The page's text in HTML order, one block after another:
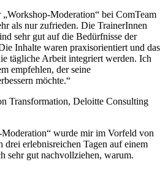
„Workshop-Moderation“ bei ComTeam
als nur zufrieden. Die TrainerInnen
sehr gut auf die Bedürfnisse der
Inhalte waren praxisorientiert und das
tägliche Arbeit integriert werden. Ich
empfehlen, der seine
möchte.“
Transformation, Deloitte Consulting
Moderation“ wurde mir im Vorfeld von
erlebnisreichen Tagen auf einem
sehr gut nachvollziehen, warum.